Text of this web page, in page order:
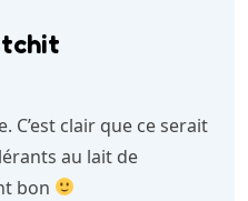
C’est clair que ce serait
au lait de
bon